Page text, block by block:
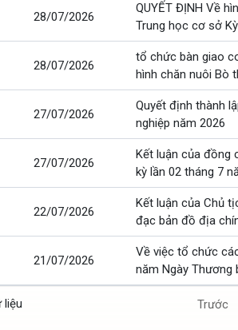
28/07/2026
QUYẾT ĐỊNH Về
Trung học cơ sở
28/07/2026
tổ chức bàn giao
hình chăn nuôi Bò
27/07/2026
Quyết định thành
nghiệp năm 2026
27/07/2026
Kết luận của đồng
kỳ lần 02 tháng 7
22/07/2026
Kết luận của Chủ
đạc bản đồ địa
21/07/2026
Về việc tổ chức
năm Ngày Thương
liệu Trước